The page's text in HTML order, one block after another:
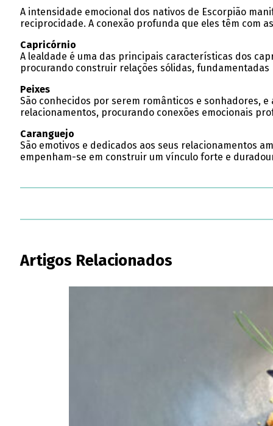
A intensidade emocional dos nativos de Escorpião
reciprocidade. A conexão profunda que eles têm com
Capricórnio
A lealdade é uma das principais características dos
procurando construir relações sólidas,
Peixes
São conhecidos por serem românticos e sonhadores,
relacionamentos, procurando conexões emocionais
Caranguejo
São emotivos e dedicados aos seus relacionamentos
empenham-se em construir um vínculo forte e
Artigos Relacionados